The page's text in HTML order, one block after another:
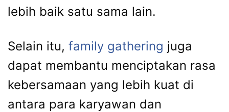
lebih baik satu sama lain.
Selain itu, family gathering juga
dapat membantu menciptakan rasa
kebersamaan yang lebih kuat di
antara para karyawan dan